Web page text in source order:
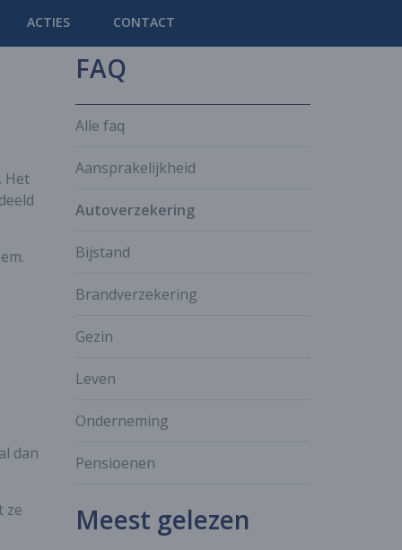
ACTIES CONTACT
Het
dan
ze
FAQ
Alle faq
Aansprakelijkheid
Autoverzekering
Bijstand
Brandverzekering
Gezin
Leven
Onderneming
Pensioenen
Meest gelezen